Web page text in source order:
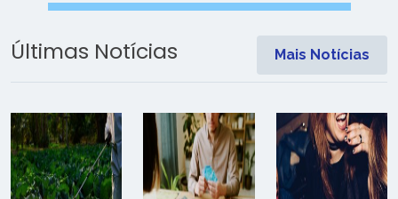
Últimas Notícias Mais Notícias